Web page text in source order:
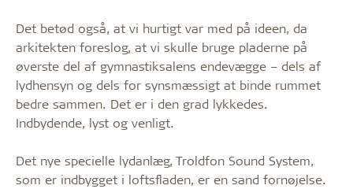
Det betød også, at vi hurtigt var med på ideen, da
arkitekten foreslog, at vi skulle bruge pladerne på
øverste del af gymnastiksalens endevægge – dels af
lydhensyn og dels for synsmæssigt at binde rummet
bedre sammen. Det er i den grad lykkedes.
Indbydende, lyst og venligt.
Det nye specielle lydanlæg, Troldfon Sound System,
som er indbygget i loftsfladen, er en sand fornøjelse.